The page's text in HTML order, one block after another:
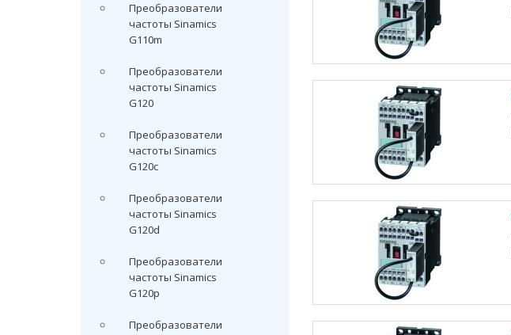
Преобразователи
частоты Sinamics
G110m
Преобразователи
частоты Sinamics
G120
Преобразователи
частоты Sinamics
G120c
Преобразователи
частоты Sinamics
G120d
Преобразователи
частоты Sinamics
G120p
Преобразователи